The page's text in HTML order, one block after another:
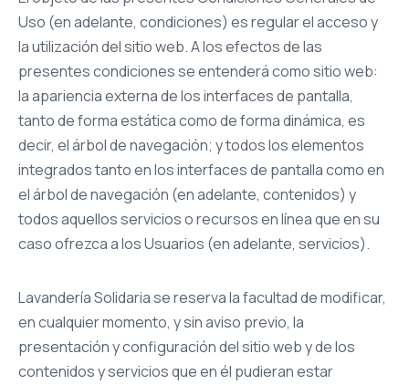
Uso (en adelante, condiciones) es regular el acceso y
la utilización del sitio web. A los efectos de las
presentes condiciones se entenderá como sitio web:
la apariencia externa de los interfaces de pantalla,
tanto de forma estática como de forma dinámica, es
decir, el árbol de navegación; y todos los elementos
integrados tanto en los interfaces de pantalla como en
el árbol de navegación (en adelante, contenidos) y
todos aquellos servicios o recursos en línea que en su
caso ofrezca a los Usuarios (en adelante, servicios).
Lavandería Solidaria se reserva la facultad de modificar,
en cualquier momento, y sin aviso previo, la
presentación y configuración del sitio web y de los
contenidos y servicios que en él pudieran estar